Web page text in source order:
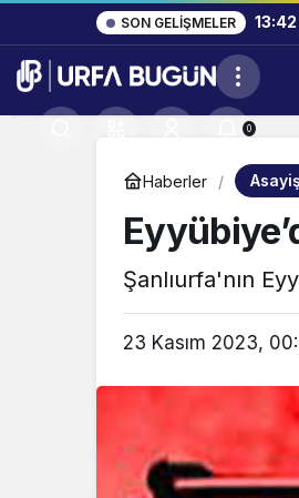
SON GELIŞMELER 13:42
0
Haberler Asayiş
Şanlıurfa'nın
23 Kasım 2023,